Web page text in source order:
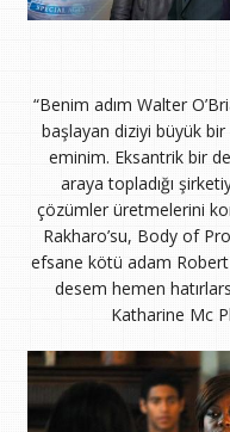
“Benim adım Walter
başlayan diziyi büyük
eminim. Eksantrik bir
araya topladığı
çözümler üretmelerini
Rakharo’su, Body of
efsane kötü adam
desem hemen
Katharine Mc